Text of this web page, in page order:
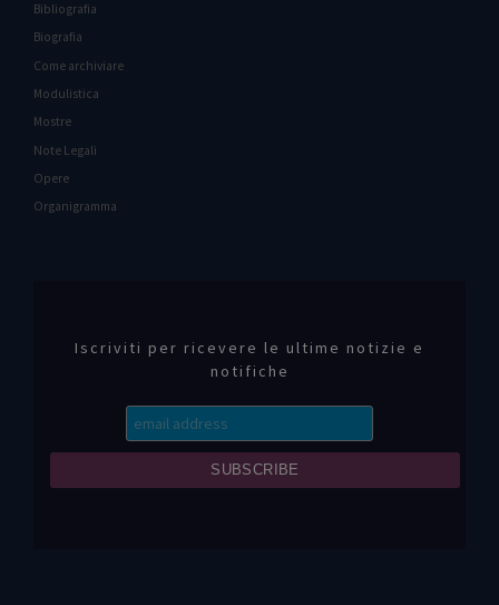
Bibliografia
Biografia
Come archiviare
Modulistica
Mostre
Note Legali
Opere
Organigramma
Iscriviti per ricevere le ultime notizie e
notifiche